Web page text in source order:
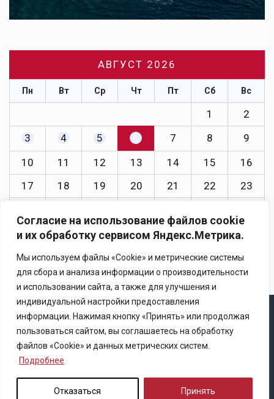
Согласие на использование файлов cookie
и их обработку сервисом Яндекс.Метрика.
Мы используем файлы «Cookie» и метрические системы
для сбора и анализа информации о производительности
и использовании сайта, а также для улучшения и
индивидуальной настройки предоставления
информации. Нажимая кнопку «Принять» или продолжая
пользоваться сайтом, вы соглашаетесь на обработку
файлов «Cookie» и данных метрических систем.
Подробнее
Отказаться Принять
АВГУСТ 2026
Пн Вт Ср Чт Пт Сб Вс
1
2
3
4 5 6 7 8
9
10
11 12 13 14 15
16
17
18 19 20 21 22
23
31
« Июл
Copyright © 2025 Ассоциация «Некоммерческого
партнерство содействия развитию страхового рынка
«Центр страховой безопасности»
Правила републикации
Политика конфиденциальности